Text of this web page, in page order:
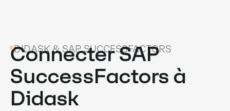
DIDASK & SAP SUCCESSFACTORS
Connecter SAP
SuccessFactors à
Didask